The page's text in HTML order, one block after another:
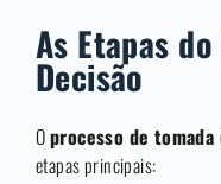
As Etapas
Decisão
Oprocesso de tomada
etapas principais: